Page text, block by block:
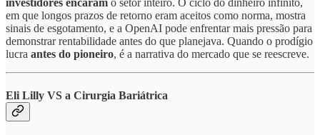
investidores encaram o setor inteiro. O ciclo do dinheiro infinito,
em que longos prazos de retorno eram aceitos como norma, mostra
sinais de esgotamento, e a OpenAI pode enfrentar mais pressão para
demonstrar rentabilidade antes do que planejava. Quando o prodígio
lucra antes do pioneiro, é a narrativa do mercado que se reescreve.
Eli Lilly VS a Cirurgia Bariátrica